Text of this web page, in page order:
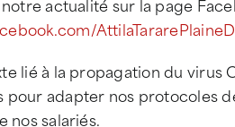
lié à la propagation du virus
pour adapter nos protocoles
nos salariés.